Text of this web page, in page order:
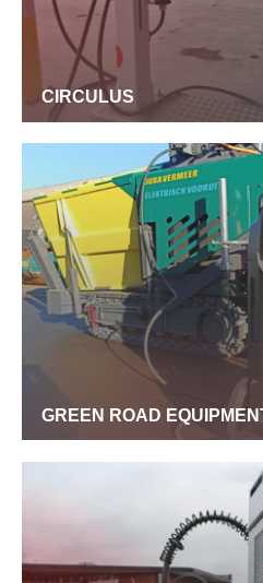
CIRCULUS
GREEN ROAD